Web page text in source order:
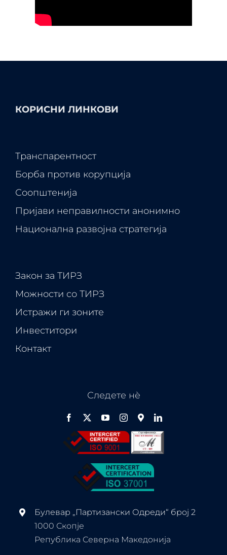
КОРИСНИ ЛИНКОВИ
Транспарентност
Борба против корупција
Соопштенија
Пријави неправилности анонимно
Национална развојна стратегија
Закон за ТИРЗ
Можности со ТИРЗ
Истражи ги зоните
Инвеститори
Контакт
Следете нѐ
Булевар „Партизански Одреди“ број 2
1000 Скопје
Република Северна Македонија